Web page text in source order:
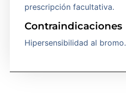
prescripción facultativa.
Contraindicaciones
Hipersensibilidad al bromo.